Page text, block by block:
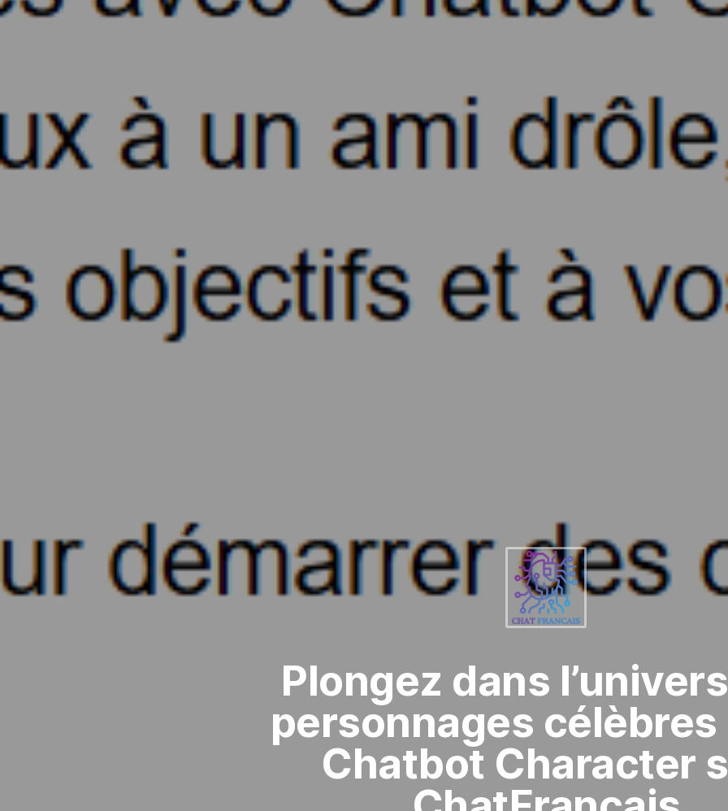
Plongez dans
personnages célèbres
Chatbot Character